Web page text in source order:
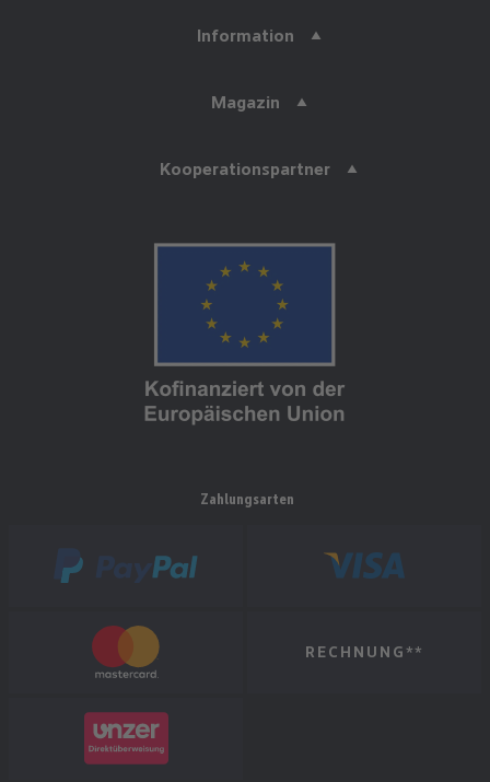
Information
Magazin
Kooperationspartner
Zahlungsarten
RECHNUNG**